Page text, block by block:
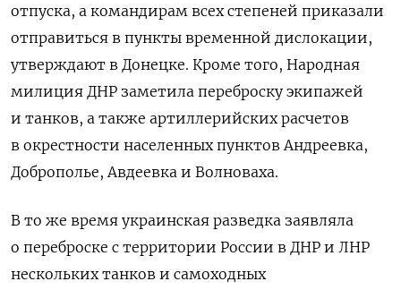
отпуска, а командирам всех степеней приказали
отправиться в пункты временной дислокации,
утверждают в Донецке. Кроме того, Народная
милиция ДНР заметила переброску экипажей
и танков, а также артиллерийских расчетов
в окрестности населенных пунктов Андреевка,
Доброполье, Авдеевка и Волноваха.
В то же время украинская разведка заявляла
о переброске с территории России в ДНР и ЛНР
нескольких танков и самоходных